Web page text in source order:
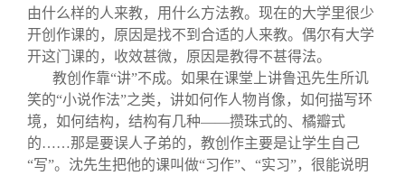
由什么样的人来教，用什么方法教。现在的大学里很少
开创作课的，原因是找不到合适的人来教。偶尔有大学
开这门课的，收效甚微，原因是教得不甚得法。
教创作靠“讲”不成。如果在课堂上讲鲁迅先生所讥
笑的“小说作法”之类，讲如何作人物肖像，如何描写环
境，如何结构，结构有几种——攒珠式的、橘瓣式
的……那是要误人子弟的，教创作主要是让学生自己
“写”。沈先生把他的课叫做“习作”、“实习”，很能说明